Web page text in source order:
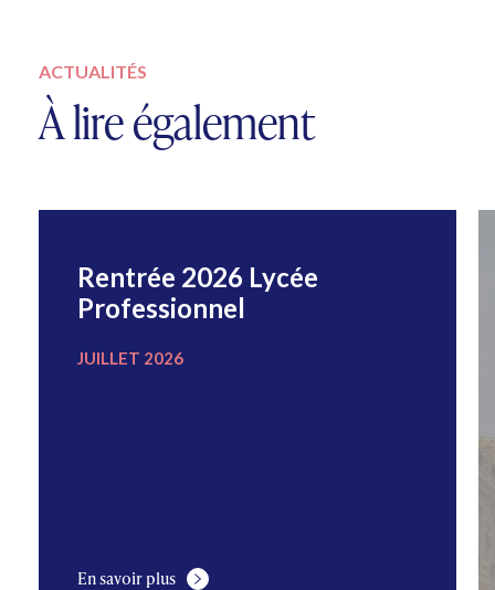
ACTUALITÉS
À lire également
Rentrée 2026 Lycée
Professionnel
JUILLET 2026
En savoir plus